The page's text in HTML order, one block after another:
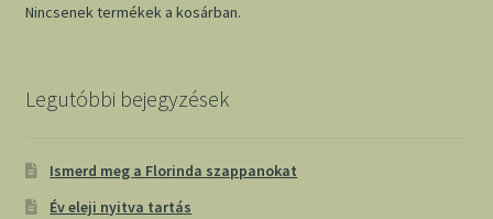
Nincsenek termékek a kosárban.
Legutóbbi bejegyzések
Ismerd meg a Florinda szappanokat
Év eleji nyitva tartás